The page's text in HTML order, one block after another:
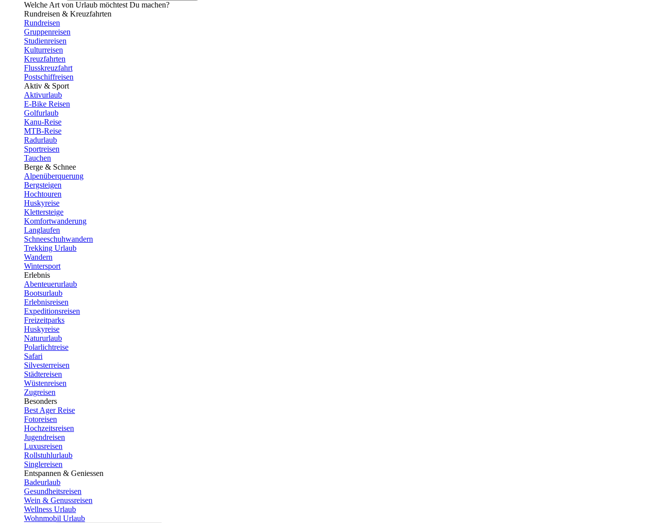
Welche Art von Urlaub möchtest Du machen?
Rundreisen & Kreuzfahrten
Rundreisen
Gruppenreisen
Studienreisen
Kulturreisen
Kreuzfahrten
Flusskreuzfahrt
Postschiffreisen
Aktiv & Sport
Aktivurlaub
E-Bike Reisen
Golfurlaub
Kanu-Reise
MTB-Reise
Radurlaub
Sportreisen
Tauchen
Berge & Schnee
Alpenüberquerung
Bergsteigen
Hochtouren
Huskyreise
Klettersteige
Komfortwanderung
Langlaufen
Schneeschuhwandern
Trekking Urlaub
Wandern
Wintersport
Erlebnis
Abenteuerurlaub
Bootsurlaub
Erlebnisreisen
Expeditionsreisen
Freizeitparks
Huskyreise
Natururlaub
Polarlichtreise
Safari
Silvesterreisen
Städtereisen
Wüstenreisen
Zugreisen
Besonders
Best Ager Reise
Fotoreisen
Hochzeitsreisen
Jugendreisen
Luxusreisen
Rollstuhlurlaub
Singlereisen
Entspannen & Geniessen
Badeurlaub
Gesundheitsreisen
Wein & Genussreisen
Wellness Urlaub
Wohnmobil Urlaub